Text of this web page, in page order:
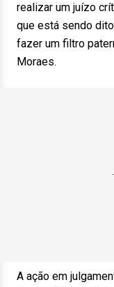
realizar um juízo
que está sendo
fazer um filtro
Moraes.
A ação em